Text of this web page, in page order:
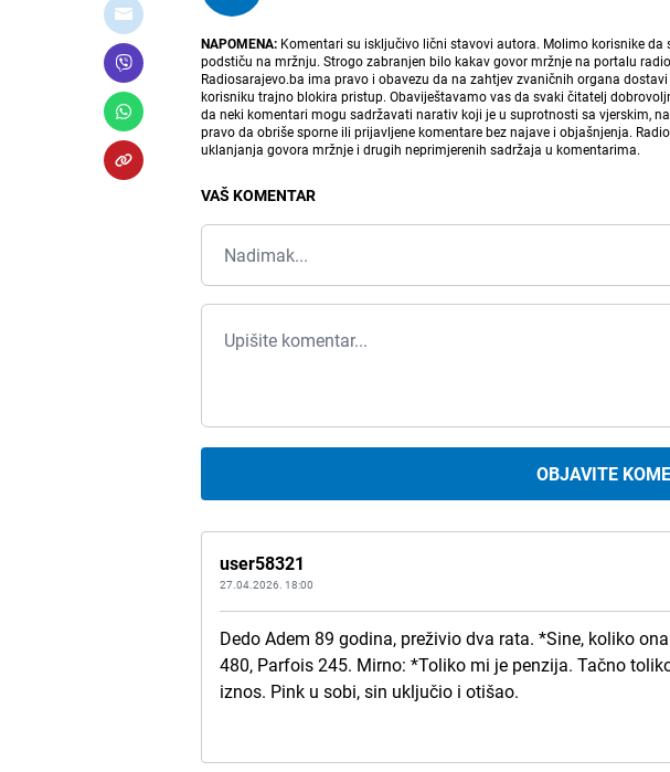
NAPOMENA: Komentari su isključivo lični stavovi autora. Molimo korisnike
podstiču na mržnju. Strogo zabranjen bilo kakav govor mržnje na portalu
Radiosarajevo.ba ima pravo i obavezu da na zahtjev zvaničnih organa
korisniku trajno blokira pristup. Obaviještavamo vas da svaki čitatelj
da neki komentari mogu sadržavati narativ koji je u suprotnosti sa vjerskim,
pravo da obriše sporne ili prijavljene komentare bez najave i objašnjenja.
uklanjanja govora mržnje i drugih neprimjerenih sadržaja u komentarima.
VAŠ KOMENTAR
OBJAVITE
user58321
27.04.2026. 18:00
Dedo Adem 89 godina, preživio dva rata. *Sine, koliko
480, Parfois 245. Mirno: *Toliko mi je penzija. Tačno
iznos. Pink u sobi, sin uključio i otišao.